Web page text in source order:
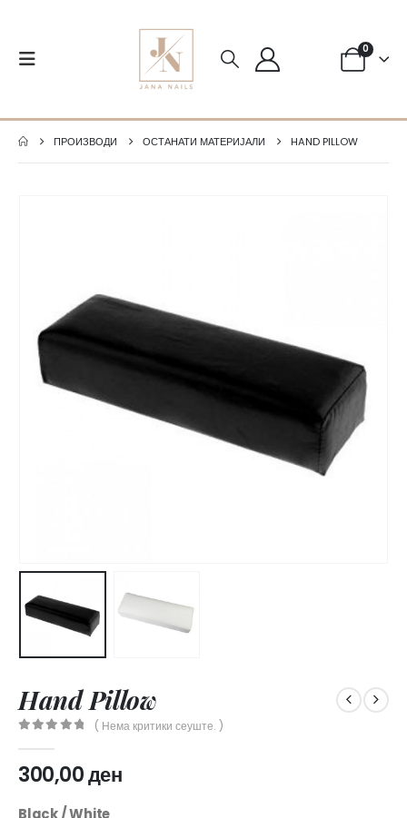
0
ПРОИЗВОДИ ОСТАНАТИ МАТЕРИЈАЛИ HAND PILLOW
Hand Pillow
( Нема критики сеуште. )
300,00ден
Black / White